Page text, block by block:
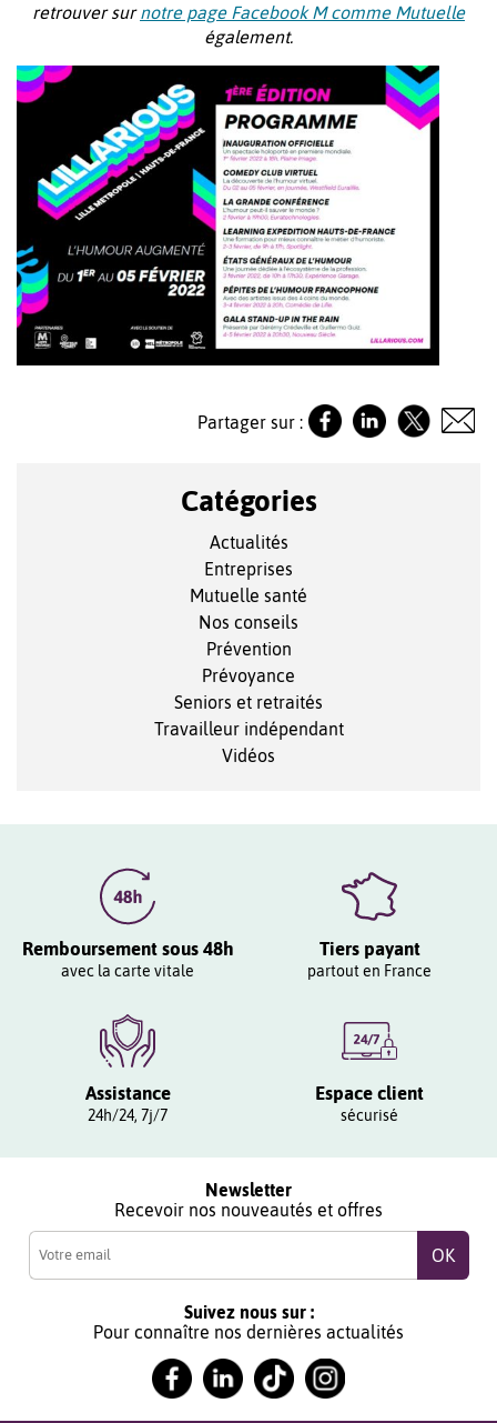
retrouver surnotre page Facebook M comme Mutuelle
également.
Partager sur :
Catégories
Actualités
Entreprises
Mutuelle santé
Nos conseils
Prévention
Prévoyance
Seniors et retraités
Travailleur indépendant
Vidéos
Remboursement sous 48h
avec la carte vitale
Tiers payant
partout en France
Assistance
24h/24, 7j/7
Espace client
sécurisé
Newsletter
Recevoir nos nouveautés et offres
Suivez nous sur :
Pour connaître nos dernières actualités